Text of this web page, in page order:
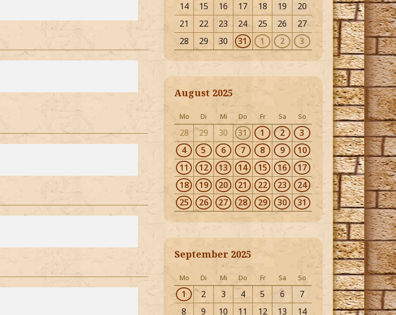
14
15 16 17 18 19
20
21
22 23 24 25 26
27
28
29 30 31 1 2 3
August 2025
Mo Di Mi Do Fr Sa So
28 29 30 31 1 2
3
4
5 6 7 8 9
10
11
12 13 14 15 16
17
18
19 20 21 22 23
24
25
26 27 28 29 30 31
September 2025
Mo Di Mi Do Fr Sa So
1 2 3 4 5 6
7
8
9 10 11 12 13
14